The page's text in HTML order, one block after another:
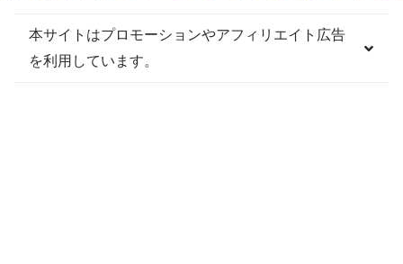
本サイトはプロモーションやアフィリエイト広告
を利用しています。